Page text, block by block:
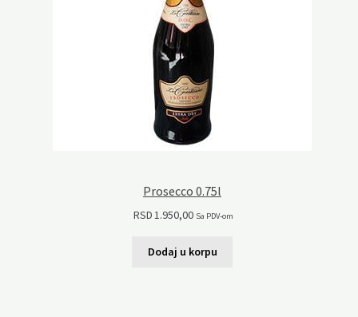
Prosecco 0.75l
RSD1.950,00 Sa PDV-om
Dodaj u korpu